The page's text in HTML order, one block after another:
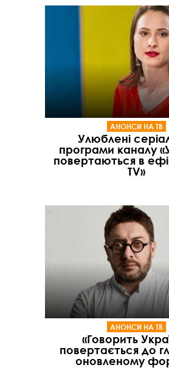
АНОНСИ НА ТВ
Улюблені
програми каналу
повертаються в
TV»
АНОНСИ НА ТВ
«Говорить
повертається до
оновленому